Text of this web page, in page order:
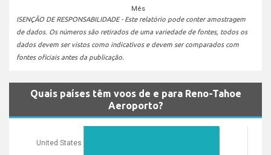
Mês
ISENÇÃO DE RESPONSABILIDADE - Este relatório pode conter amostragem
de dados. Os números são retirados de uma variedade de fontes, todos os
dados devem ser vistos como indicativos e devem ser comparados com
fontes oficiais antes da publicação.
Quais países têm voos de e para Reno-Tahoe
Aeroporto?
United States